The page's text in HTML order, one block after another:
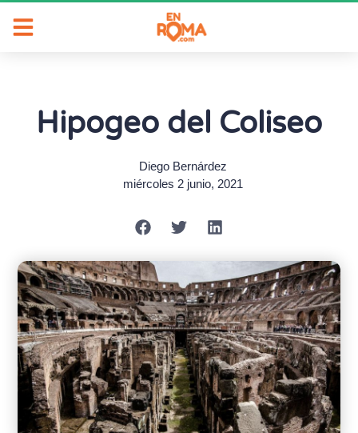
Hipogeo del Coliseo
Diego Bernárdez
miércoles 2 junio, 2021